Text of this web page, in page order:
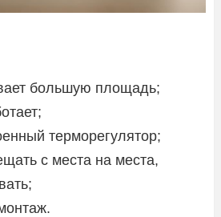
большую площадь;
терморегулятор;
с места на места,